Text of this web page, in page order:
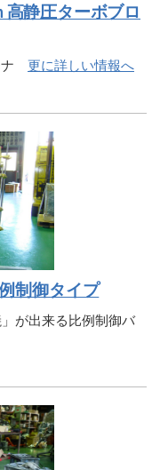
高静圧ターボブロ
ナ 更に詳しい情報へ
制御タイプ
が出来る比例制御バ